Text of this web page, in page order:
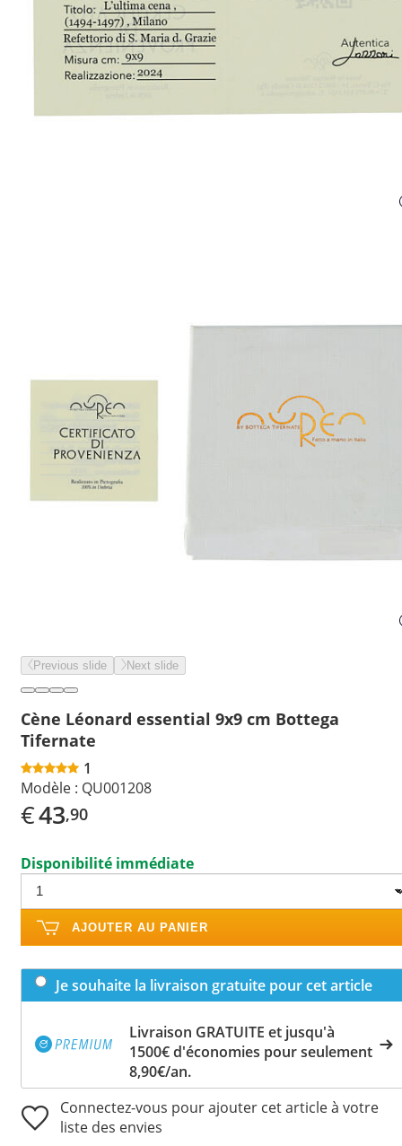
Previous slide Next slide
Cène Léonard essential 9x9 cm Bottega
Tifernate
1
Modèle : QU001208
€43,90
Disponibilité immédiate
AJOUTER AU PANIER
Je souhaite la livraison gratuite pour cet article
Livraison GRATUITE et jusqu'à
1500€ d'économies pour seulement
8,90€/an.
Connectez-vous pour ajouter cet article à votre
liste des envies